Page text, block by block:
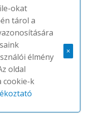
okat
tárol a
élmény
oldal
cookie-k
×